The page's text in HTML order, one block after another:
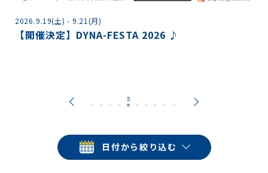
2026.8.11(火) - 8.16(日)
夏休み！「THE カブトムシワールド」
日付から絞り込む